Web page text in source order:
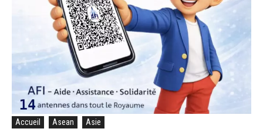
Accueil Asean Asie